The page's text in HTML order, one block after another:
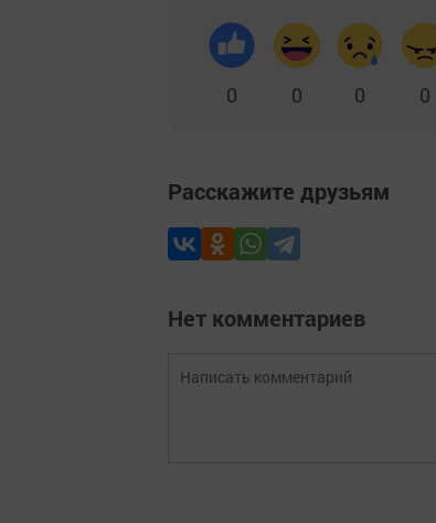
0 0 0 0
Расскажите друзьям
Нет комментариев